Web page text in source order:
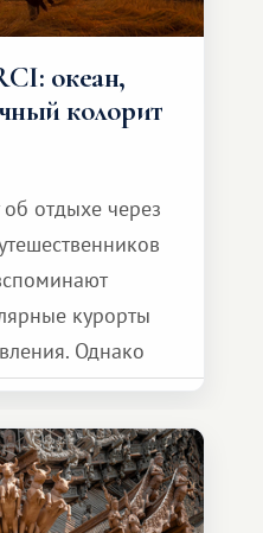
океан,
колорит
об отдыхе через
курорты
Однако
системы
них есть
который
совершенно иной